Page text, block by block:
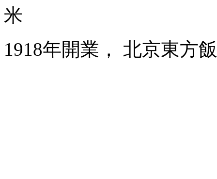
米
1918年開業， 北京東